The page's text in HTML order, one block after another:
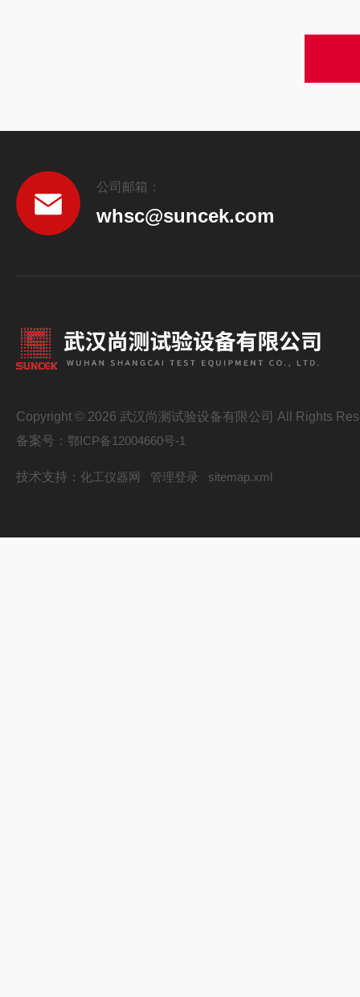
公司邮箱：
whsc@suncek.com
Copyright © 2026 武汉尚测试验设备有限公司 All Rights
备案号： 鄂ICP备12004660号-1
技术支持： 化工仪器网 管理登录 sitemap.xml